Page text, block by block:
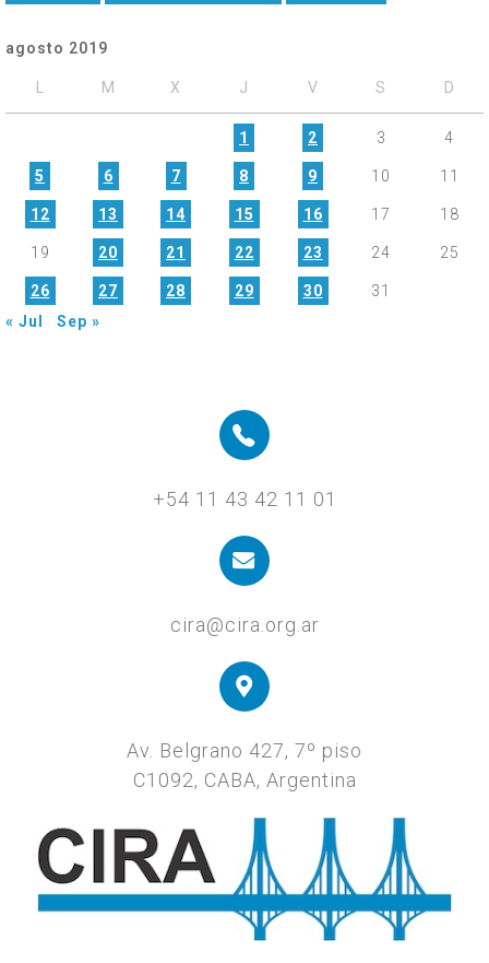
agosto 2019
M X J V S D
1 2 3 4
5 6 7 8 9 10 11
12 13 14 15 16 17 18
19 20 21 22 23 24 25
26 27 28 29 30
31
« Jul
Sep »
+54 11 43 42 11 01
cira@cira.org.ar
Av. Belgrano 427, 7º piso
C1092, CABA, Argentina